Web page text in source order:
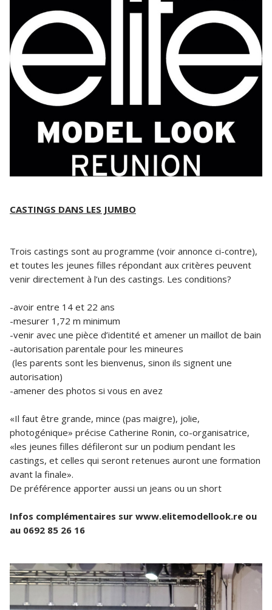
CASTINGS DANS LES JUMBO
Trois castings sont au programme (voir annonce ci-contre),
et toutes les jeunes filles répondant aux critères peuvent
venir directement à l’un des castings. Les conditions?
-avoir entre 14 et 22 ans
-mesurer 1,72 m minimum
-venir avec une pièce d’identité et amener un maillot de bain
-autorisation parentale pour les mineures
(les parents sont les bienvenus, sinon ils signent une
autorisation)
-amener des photos si vous en avez
«Il faut être grande, mince (pas maigre), jolie,
photogénique» précise Catherine Ronin, co-organisatrice,
«les jeunes filles défileront sur un podium pendant les
castings, et celles qui seront retenues auront une formation
avant la finale».
De préférence apporter aussi un jeans ou un short
Infos complémentaires sur www.elitemodellook.re ou
au 0692 85 26 16